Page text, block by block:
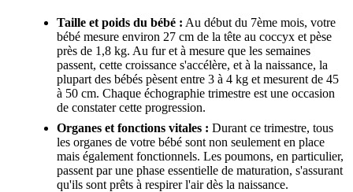
Taille et poids du bébé : Au début du 7ème mois, votre
bébé mesure environ 27 cm de la tête au coccyx et pèse
près de 1,8 kg. Au fur et à mesure que les semaines
passent, cette croissance s'accélère, et à la naissance, la
plupart des bébés pèsent entre 3 à 4 kg et mesurent de 45
à 50 cm. Chaque échographie trimestre est une occasion
de constater cette progression.
Organes et fonctions vitales : Durant ce trimestre, tous
les organes de votre bébé sont non seulement en place
mais également fonctionnels. Les poumons, en particulier,
passent par une phase essentielle de maturation, s'assurant
qu'ils sont prêts à respirer l'air dès la naissance.